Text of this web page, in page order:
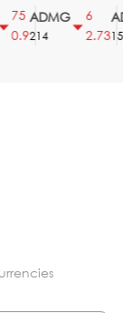
75
0.9
ADMG
214
2.73